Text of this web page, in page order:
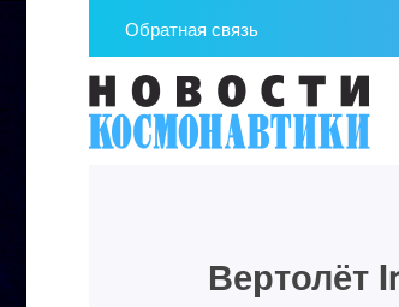
Обратная связь
Вертолёт